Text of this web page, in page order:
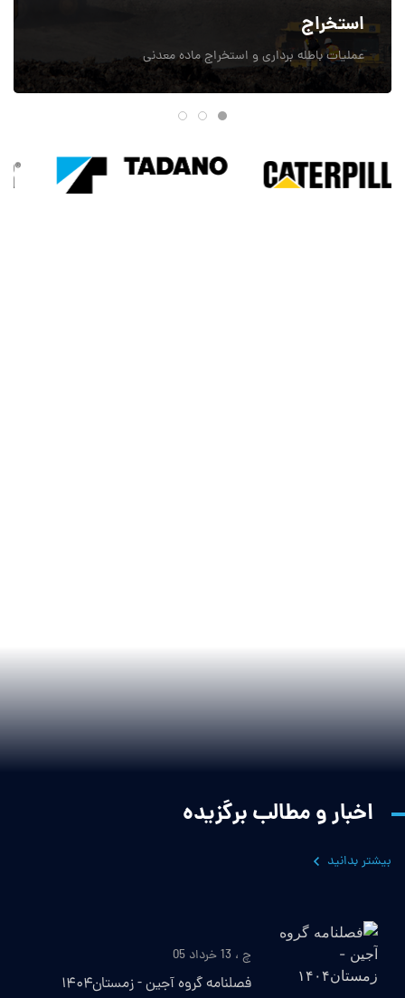
استخراج
عملیات باطله برداری و استخراج ماده معدنی
اخبار و مطالب برگزیده
بیشتر بدانید
چ ، 13 خرداد 05
فصلنامه گروه آجین - زمستان۱۴۰۴